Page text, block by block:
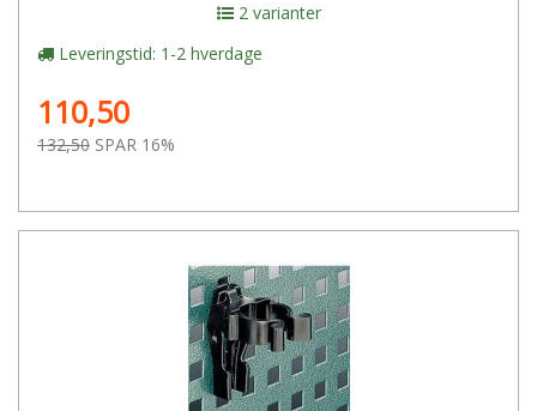
2 varianter
Leveringstid: 1-2 hverdage
110,50
132,50 SPAR 16%